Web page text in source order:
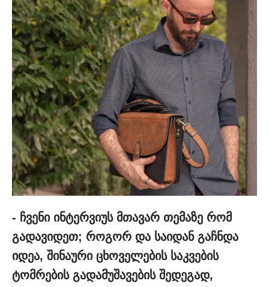
- ჩვენი ინტერვიუს მთავარ თემაზე რომ
გადავიდეთ; როგორ და საიდან გაჩნდა
იდეა, შინაური ცხოველების საკვების
ტომრების გადამუშავების შედეგად,